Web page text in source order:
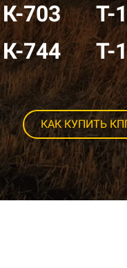
К-703
К-744
Т-
Т-
КАК КУПИТЬ